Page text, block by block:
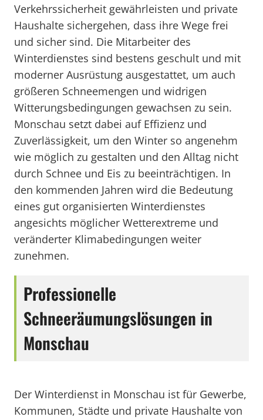
Verkehrssicherheit gewährleisten und private
Haushalte sichergehen, dass ihre Wege frei
und sicher sind. Die Mitarbeiter des
Winterdienstes sind bestens geschult und mit
moderner Ausrüstung ausgestattet, um auch
größeren Schneemengen und widrigen
Witterungsbedingungen gewachsen zu sein.
Monschau setzt dabei auf Effizienz und
Zuverlässigkeit, um den Winter so angenehm
wie möglich zu gestalten und den Alltag nicht
durch Schnee und Eis zu beeinträchtigen. In
den kommenden Jahren wird die Bedeutung
eines gut organisierten Winterdienstes
angesichts möglicher Wetterextreme und
veränderter Klimabedingungen weiter
zunehmen.
Professionelle
Schneeräumungslösungen in
Monschau
Der Winterdienst in Monschau ist für Gewerbe,
Kommunen, Städte und private Haushalte von